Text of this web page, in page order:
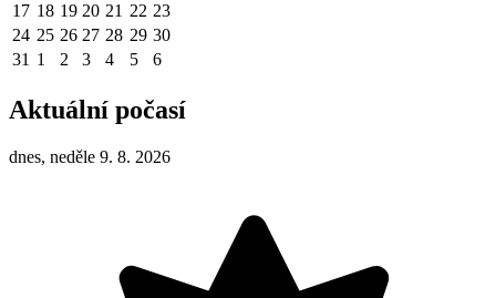
17 18 19 20 21 22 23
24 25 26 27 28 29 30
31 1 2 3 4 5 6
Aktuální počasí
dnes, neděle 9. 8. 2026